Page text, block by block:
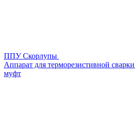
ППУ Скорлупы
Аппарат для терморезистивной
муфт